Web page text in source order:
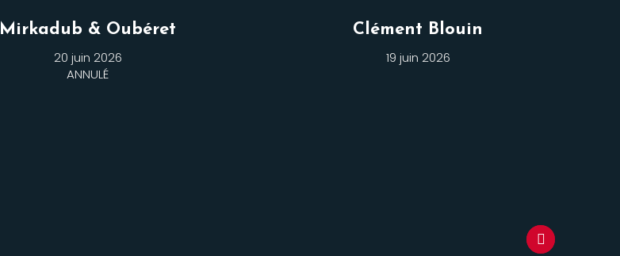
Mirkadub & Oubéret
20 juin 2026
ANNULÉ
Clément Blouin
19 juin 2026